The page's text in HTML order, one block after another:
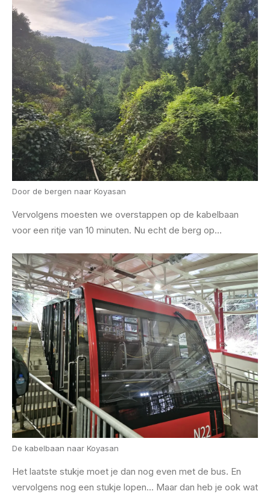
Door de bergen naar Koyasan
Vervolgens moesten we overstappen op de kabelbaan
voor een ritje van 10 minuten. Nu echt de berg op…
De kabelbaan naar Koyasan
Het laatste stukje moet je dan nog even met de bus. En
vervolgens nog een stukje lopen… Maar dan heb je ook wat